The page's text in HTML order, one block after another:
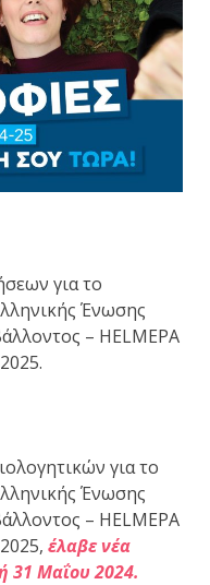
για το
Ένωσης
– HELMEPA
για το
Ένωσης
– HELMEPA
έλαβε νέα
31 Μαΐου 2024.